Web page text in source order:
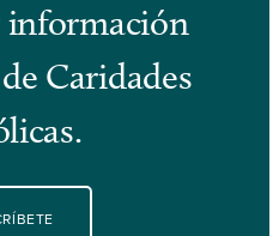
información
Caridades